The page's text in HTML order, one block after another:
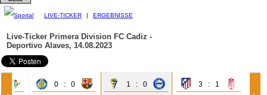
LIVE-TICKER | ERGEBNISSE
Live-Ticker Primera Division FC Cadiz -
Deportivo Alaves, 14.08.2023
0 : 0 1 : 0 3 : 1